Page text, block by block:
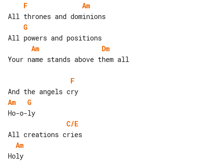
F
Am
G
Am
Dm
Your name stands above them all
F
Am
G
C/E
Am